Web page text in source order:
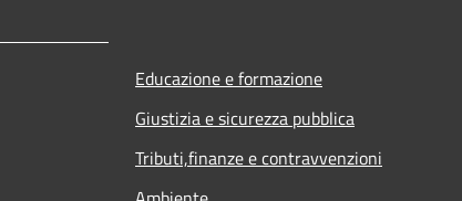
Educazione e formazione
Giustizia e sicurezza pubblica
Tributi,finanze e contravvenzioni